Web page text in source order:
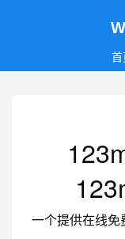
首
一个提供在线免